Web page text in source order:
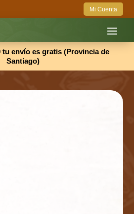
Mi Cuenta
tu envío es gratis (Provincia de
Santiago)